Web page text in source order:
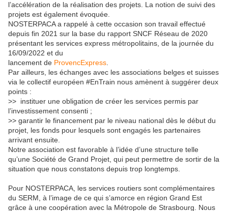
l’accélération de la réalisation des projets. La notion de suivi des
projets est également évoquée.
NOSTERPACA a rappelé à cette occasion son travail effectué
depuis fin 2021 sur la base du rapport SNCF Réseau de 2020
présentant les services express métropolitains, de la journée du
16/09/2022 et du
lancement de ProvencExpress
Par ailleurs, les échanges avec les associations belges et suisses
via le collectif européen #EnTrain nous amènent à suggérer deux
points :
>> instituer une obligation de créer les services permis par
l’investissement consenti ;
>> garantir le financement par le niveau national dès le début du
projet, les fonds pour lesquels sont engagés les partenaires
arrivant ensuite.
Notre association est favorable à l’idée d’une structure telle
qu’une Société de Grand Projet, qui peut permettre de sortir de la
situation que nous constatons depuis trop longtemps.
Pour NOSTERPACA, les services routiers sont complémentaires
du SERM, à l’image de ce qui s’amorce en région Grand Est
grâce à une coopération avec la Métropole de Strasbourg. Nous